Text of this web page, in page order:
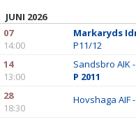
JUNI 2026
07
14:00
Markaryds
P11/12
14
13:00
Sandsbro AIK -
P 2011
28
18:30
Hovshaga AIF -